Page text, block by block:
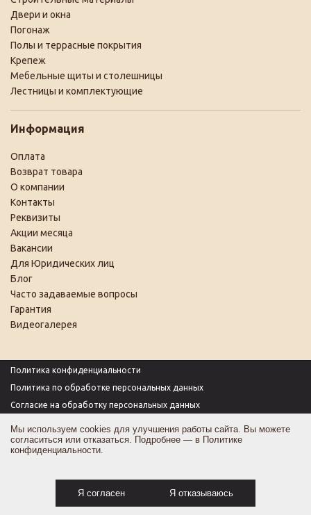
Двери и окна
Погонаж
Полы и террасные покрытия
Крепеж
Мебельные щиты и столешницы
Лестницы и комплектующие
Информация
Оплата
Возврат товара
О компании
Контакты
Реквизиты
Акции месяца
Вакансии
Для Юридических лиц
Блог
Часто задаваемые вопросы
Гарантия
Видеогалерея
Политика конфиденциальности
Политика по обработке персональных данных
Согласие на обработку персональных данных
Согласие на получение рекламы
Оферта
Мы используем cookies для улучшения работы сайта. Вы можете
согласиться или отказаться. Подробнее — в Политике
конфиденциальности.
Я согласен Я отказываюсь